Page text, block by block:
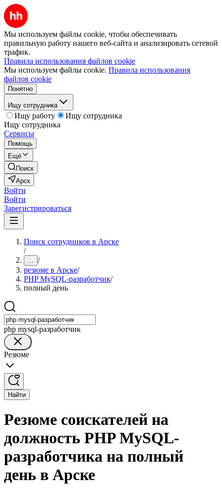
Мы используем файлы cookie, чтобы обеспечивать
правильную работу нашего веб-сайта и анализировать сетевой
трафик.
Правила использования файлов cookie
Мы используем файлы cookie. Правила использования
файлов cookie
Понятно
Ищу сотрудника
Ищу работу
Ищу сотрудника
Ищу сотрудника
Сервисы
Помощь
Ещё
Поиск
Арск
Войти
Войти
Зарегистрироваться
Поиск сотрудников в Арске
/
... /
резюме в Арске/
PHP MySQL-разработчик/
полный день
php mysql-разработчик
Резюме
Найти
Резюме соискателей на
должность PHP MySQL-
разработчика на полный
день в Арске